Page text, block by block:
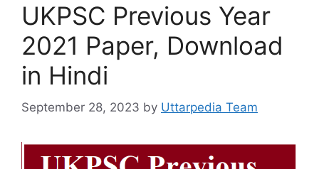
UKPSC Previous Year
2021 Paper, Download
in Hindi
September 28, 2023 by Uttarpedia Team